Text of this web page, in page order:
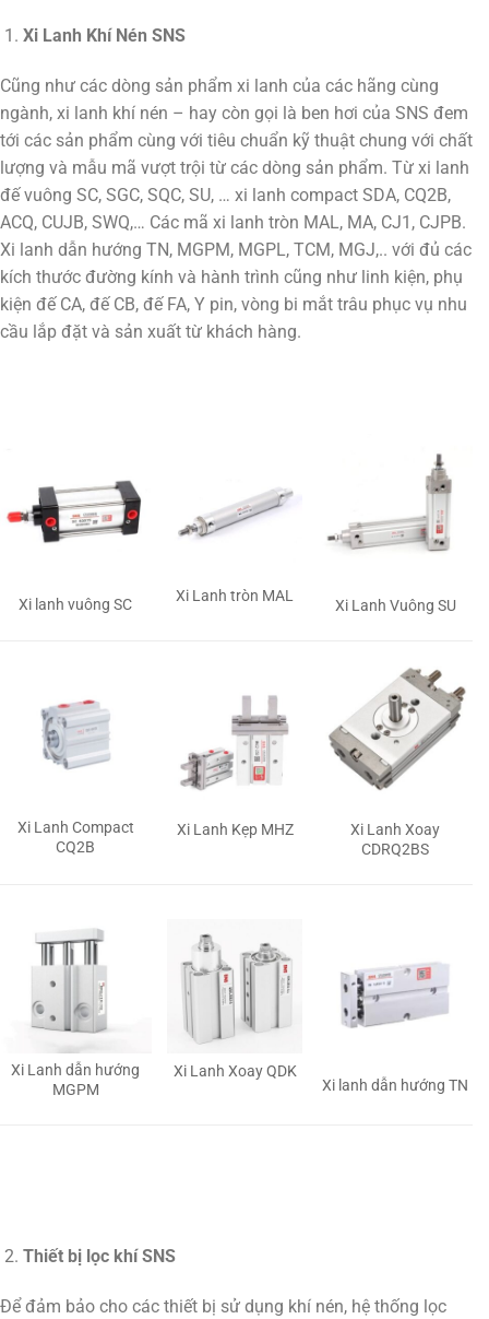
Xi Lanh Khí Nén SNS
Cũng như các dòng sản phẩm xi lanh của các hãng cùng
ngành, xi lanh khí nén – hay còn gọi là ben hơi của SNS đem
tới các sản phẩm cùng với tiêu chuẩn kỹ thuật chung với chất
lượng và mẫu mã vượt trội từ các dòng sản phẩm. Từ xi lanh
đế vuông SC, SGC, SQC, SU, … xi lanh compact SDA, CQ2B,
ACQ, CUJB, SWQ,… Các mã xi lanh tròn MAL, MA, CJ1, CJPB.
Xi lanh dẫn hướng TN, MGPM, MGPL, TCM, MGJ,.. với đủ các
kích thước đường kính và hành trình cũng như linh kiện, phụ
kiện đế CA, đế CB, đế FA, Y pin, vòng bi mắt trâu phục vụ nhu
cầu lắp đặt và sản xuất từ khách hàng.
Xi lanh vuông SC Xi Lanh tròn MAL
Xi Lanh Vuông SU
Xi Lanh Compact
CQ2B
Xi Lanh Kẹp MHZ
Xi Lanh Xoay
CDRQ2BS
Xi Lanh dẫn hướng
MGPM
Xi Lanh Xoay QDK
Xi lanh dẫn hướng TN
Thiết bị lọc khí SNS
Để đảm bảo cho các thiết bị sử dụng khí nén, hệ thống lọc